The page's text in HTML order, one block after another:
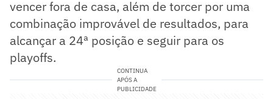
vencer fora de casa, além de torcer por uma
combinação improvável de resultados, para
alcançar a 24ª posição e seguir para os
playoffs.
CONTINUA
APÓS A
PUBLICIDADE